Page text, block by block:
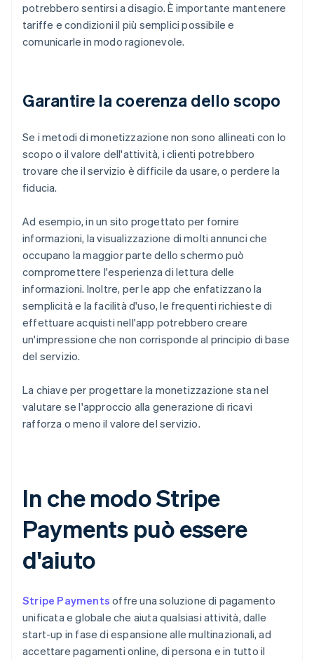
potrebbero sentirsi a disagio. È importante mantenere
tariffe e condizioni il più semplici possibile e
comunicarle in modo ragionevole.
Garantire la coerenza dello scopo
Se i metodi di monetizzazione non sono allineati con lo
scopo o il valore dell'attività, i clienti potrebbero
trovare che il servizio è difficile da usare, o perdere la
fiducia.
Ad esempio, in un sito progettato per fornire
informazioni, la visualizzazione di molti annunci che
occupano la maggior parte dello schermo può
compromettere l'esperienza di lettura delle
informazioni. Inoltre, per le app che enfatizzano la
semplicità e la facilità d'uso, le frequenti richieste di
effettuare acquisti nell'app potrebbero creare
un'impressione che non corrisponde al principio di base
del servizio.
La chiave per progettare la monetizzazione sta nel
valutare se l'approccio alla generazione di ricavi
rafforza o meno il valore del servizio.
In che modo Stripe
Payments può essere
d'aiuto
Stripe Payments offre una soluzione di pagamento
unificata e globale che aiuta qualsiasi attività, dalle
start-up in fase di espansione alle multinazionali, ad
accettare pagamenti online, di persona e in tutto il